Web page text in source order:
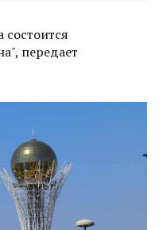
состоится
передает